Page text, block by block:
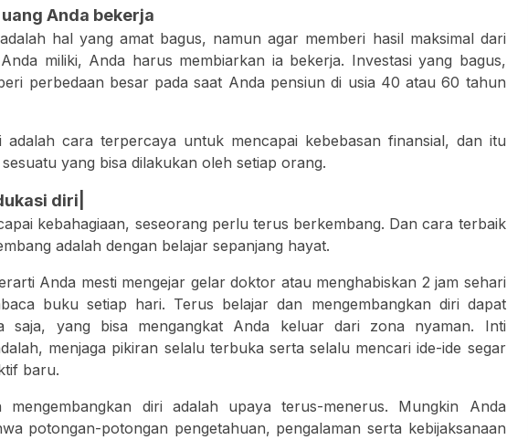
Anda bekerja
hal yang amat bagus, namun agar memberi hasil maksimal dari
miliki, Anda harus membiarkan ia bekerja. Investasi yang bagus,
perbedaan besar pada saat Anda pensiun di usia 40 atau 60 tahun
adalah cara terpercaya untuk mencapai kebebasan finansial, dan itu
yang bisa dilakukan oleh setiap orang.
diri|
kebahagiaan, seseorang perlu terus berkembang. Dan cara terbaik
adalah dengan belajar sepanjang hayat.
Anda mesti mengejar gelar doktor atau menghabiskan 2 jam sehari
buku setiap hari. Terus belajar dan mengembangkan diri dapat
saja, yang bisa mengangkat Anda keluar dari zona nyaman. Inti
menjaga pikiran selalu terbuka serta selalu mencari ide-ide segar
baru.
mengembangkan diri adalah upaya terus-menerus. Mungkin Anda
potongan-potongan pengetahuan, pengalaman serta kebijaksanaan